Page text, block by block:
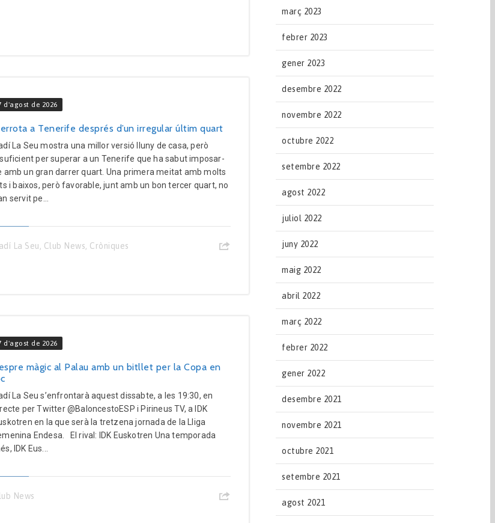
d'agost de 2026
a Tenerife després d’un irregular últim quart
La Seu mostra una millor versió lluny de casa, però
per superar a un Tenerife que ha sabut imposar-
amb un gran darrer quart. Una primera meitat amb molts
i baixos, però favorable, junt amb un bon tercer quart, no
servit pe...
La Seu Club News Cròniques
d'agost de 2026
màgic al Palau amb un bitllet per la Copa en
La Seu s’enfrontarà aquest dissabte, a les 19:30, en
per Twitter @BaloncestoESP i Pirineus TV, a IDK
en la que serà la tretzena jornada de la Lliga
Endesa. El rival: IDK Euskotren Una temporada
IDK Eus...
News
març 2023
febrer 2023
gener 2023
desembre 2022
novembre 2022
octubre 2022
setembre 2022
agost 2022
juliol 2022
juny 2022
maig 2022
abril 2022
març 2022
febrer 2022
gener 2022
desembre 2021
novembre 2021
octubre 2021
setembre 2021
agost 2021